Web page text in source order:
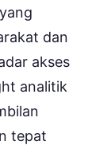
dan
akses
analitik
tepat